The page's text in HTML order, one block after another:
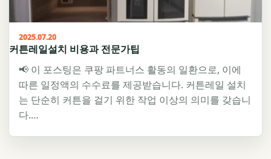
2025.07.20
커튼레일설치 비용과 전문가팁
📢 이 포스팅은 쿠팡 파트너스 활동의 일환으로, 이에
따른 일정액의 수수료를 제공받습니다. 커튼레일 설치
는 단순히 커튼을 걸기 위한 작업 이상의 의미를 갖습니
다.…